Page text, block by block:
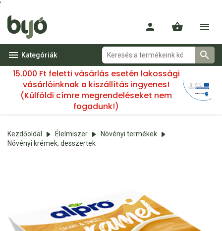
'
Kategóriák
15.000 Ft feletti vásárlás esetén lakossági
vásárlóinknak a kiszállítás ingyenes!
(Külföldi címre megrendeléseket nem
fogadunk!)
Kezdőoldal Élelmiszer
Növényi termékek
Növényi krémek, desszertek